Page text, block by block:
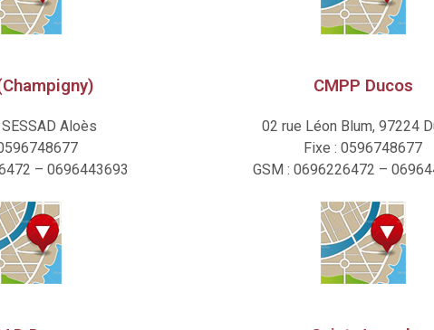
Aloès
– 0696443693
CMPP Ducos
02 rue Léon Blum, 97224
Fixe : 0596748677
GSM : 0696226472 –